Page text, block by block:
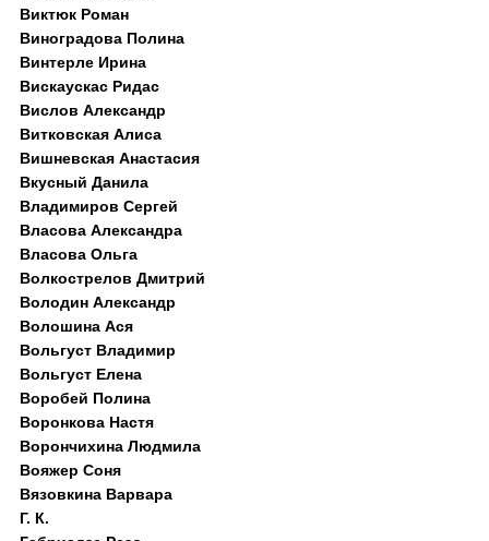
Виктюк Роман
Виноградова Полина
Винтерле Ирина
Вискаускас Ридас
Вислов Александр
Витковская Алиса
Вишневская Анастасия
Вкусный Данила
Владимиров Сергей
Власова Александра
Власова Ольга
Волкострелов Дмитрий
Володин Александр
Волошина Ася
Вольгуст Владимир
Вольгуст Елена
Воробей Полина
Воронкова Настя
Ворончихина Людмила
Вояжер Соня
Вязовкина Варвара
Г. К.